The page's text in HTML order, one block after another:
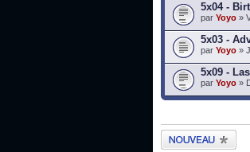
5x04 -
par Yoyo »
5x03 -
par Yoyo »
5x09 -
par Yoyo »
Publier un nouveau
sujet